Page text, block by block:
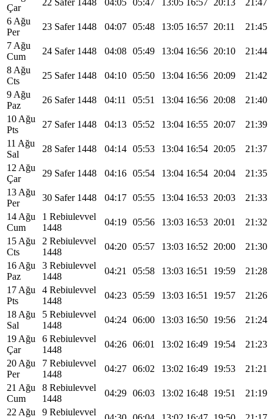
Çar
22 Safer 1448 04:05 05:47 13:05 16:57 20:13
21:47
6 Ağu
Per
23 Safer 1448 04:07 05:48 13:05 16:57 20:11
21:45
7 Ağu
Cum
24 Safer 1448 04:08 05:49 13:04 16:56 20:10
21:44
8 Ağu
Cts
25 Safer 1448 04:10 05:50 13:04 16:56 20:09
21:42
9 Ağu
Paz
26 Safer 1448 04:11 05:51 13:04 16:56 20:08
21:40
10 Ağu
Pts
27 Safer 1448 04:13 05:52 13:04 16:55 20:07
21:39
11 Ağu
Sal
28 Safer 1448 04:14 05:53 13:04 16:54 20:05
21:37
12 Ağu
Çar
29 Safer 1448 04:16 05:54 13:04 16:54 20:04
21:35
13 Ağu
Per
30 Safer 1448 04:17 05:55 13:04 16:53 20:03
21:33
14 Ağu
Cum
1 Rebiulevvel
1448
04:19 05:56 13:03 16:53 20:01
21:32
15 Ağu
Cts
2 Rebiulevvel
1448
04:20 05:57 13:03 16:52 20:00
21:30
16 Ağu
Paz
3 Rebiulevvel
1448
04:21 05:58 13:03 16:51 19:59
21:28
17 Ağu
Pts
4 Rebiulevvel
1448
04:23 05:59 13:03 16:51 19:57
21:26
18 Ağu
Sal
5 Rebiulevvel
1448
04:24 06:00 13:03 16:50 19:56
21:24
19 Ağu
Çar
6 Rebiulevvel
1448
04:26 06:01 13:02 16:49 19:54
21:23
20 Ağu
Per
7 Rebiulevvel
1448
04:27 06:02 13:02 16:49 19:53
21:21
21 Ağu
Cum
8 Rebiulevvel
1448
04:29 06:03 13:02 16:48 19:51
21:19
22 Ağu
9 Rebiulevvel